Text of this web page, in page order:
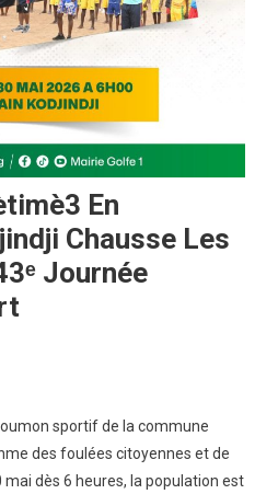
En
Chausse Les
Journée
sportif de la commune
des foulées citoyennes et de
mai dès 6 heures, la population est